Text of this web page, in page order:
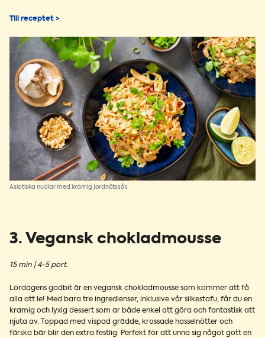
Till receptet >
Asiatiska nudlar med krämig jordnötssås
3. Vegansk chokladmousse
15 min | 4-5 port.
Lördagens godbit är en vegansk chokladmousse som kommer att få
alla att le! Med bara tre ingredienser, inklusive vår silkestofu, får du en
krämig och lyxig dessert som är både enkel att göra och fantastisk att
njuta av. Toppad med vispad grädde, krossade hasselnötter och
färska bär blir den extra festlig. Perfekt för att unna sig något gott en